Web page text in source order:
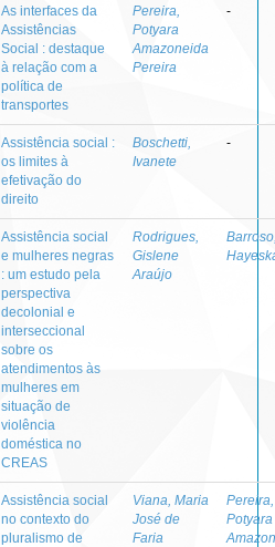
As interfaces da
Assistências
Social : destaque
à relação com a
política de
transportes
Pereira,
Potyara
Amazoneida
Pereira
-
Assistência social :
os limites à
efetivação do
direito
Boschetti,
Ivanete
-
Assistência social
e mulheres negras
: um estudo pela
perspectiva
decolonial e
interseccional
sobre os
atendimentos às
mulheres em
situação de
violência
doméstica no
CREAS
Rodrigues,
Gislene
Araújo
Assistência social
no contexto do
pluralismo de
Viana, Maria
José de
Faria
Pereira,
Potyara